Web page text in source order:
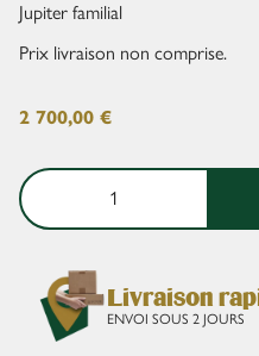
Jupiter familial
Prix livraison non comprise.
2 700,00€
Livraison
ENVOI SOUS 2 JOURS